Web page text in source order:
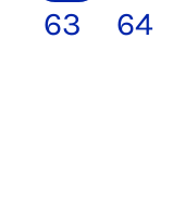
63
64